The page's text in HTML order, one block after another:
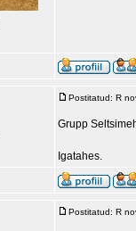
Postitatud: R
Grupp
Igatahes.
Postitatud: R